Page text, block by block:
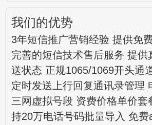
我们的优势
3年短信推广营销经验 提供免
完善的短信技术售后服务 提供
送状态 正规1065/1069开头通
定时发送上行回复通讯录管理
三网虚拟号段 资费价格单价套
持20万电话号码批量导入 免费